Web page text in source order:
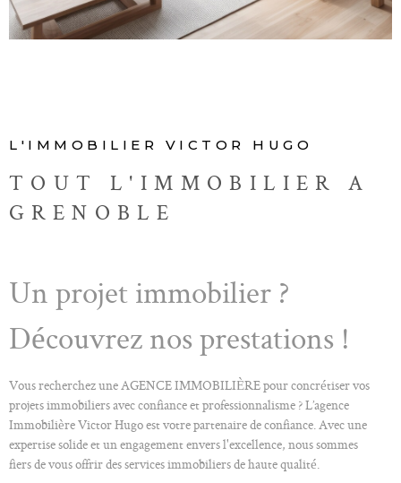
ALERTE E-
L'IMMOBILIER VICTOR HUGO
TOUT L'IMMOBILIER A
GRENOBLE
Un projet immobilier ?
Découvrez nos prestations !
Vous recherchez une AGENCE IMMOBILIÈRE pour concrétiser vos
projets immobiliers avec confiance et professionnalisme ? L’agence
Immobilière Victor Hugo est votre partenaire de confiance. Avec une
expertise solide et un engagement envers l'excellence, nous sommes
fiers de vous offrir des services immobiliers de haute qualité.